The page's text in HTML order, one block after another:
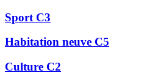
Sport C3
Habitation neuve C5
Culture C2